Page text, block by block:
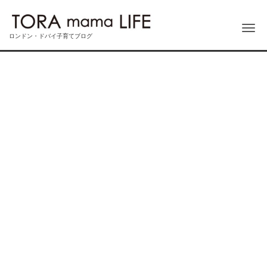
ロンドン・ドバイ子育てブログ